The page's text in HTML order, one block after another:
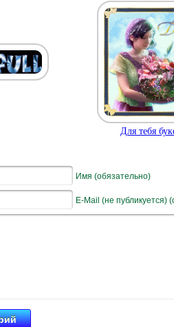
Для тебя
Имя (обязательно)
E-Mail (не публикуется)